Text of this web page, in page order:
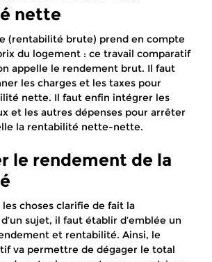
nette
(rentabilité brute) prend en compte
du logement : ce travail comparatif
appelle le rendement brut. Il faut
les charges et les taxes pour
nette. Il faut enfin intégrer les
et les autres dépenses pour arrêter
la rentabilité nette-nette.
le rendement de la
choses clarifie de fait la
sujet, il faut établir d’emblée un
et rentabilité. Ainsi, le
va permettre de dégager le total